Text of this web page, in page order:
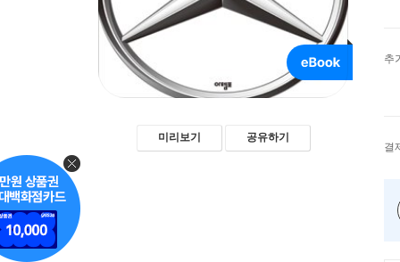
미리보기 공유하기
추
결